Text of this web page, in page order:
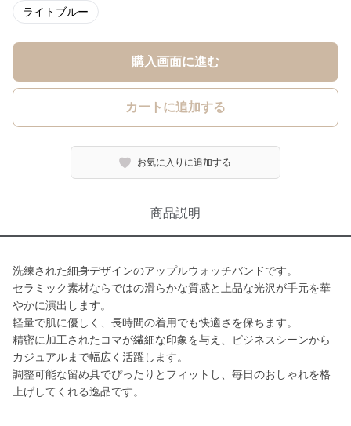
ライトブルー
購入画面に進む
カートに追加する
お気に入りに追加する
商品説明
洗練された細身デザインのアップルウォッチバンドです。
セラミック素材ならではの滑らかな質感と上品な光沢が手元を華
やかに演出します。
軽量で肌に優しく、長時間の着用でも快適さを保ちます。
精密に加工されたコマが繊細な印象を与え、ビジネスシーンから
カジュアルまで幅広く活躍します。
調整可能な留め具でぴったりとフィットし、毎日のおしゃれを格
上げしてくれる逸品です。